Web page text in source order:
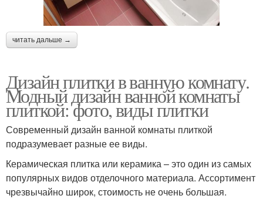
читать дальше →
Дизайн плитки в ванную комнату.
Модный дизайн ванной комнаты
плиткой: фото, виды плитки
Современный дизайн ванной комнаты плиткой
подразумевает разные ее виды.
Керамическая плитка или керамика – это один из самых
популярных видов отделочного материала. Ассортимент
чрезвычайно широк, стоимость не очень большая.